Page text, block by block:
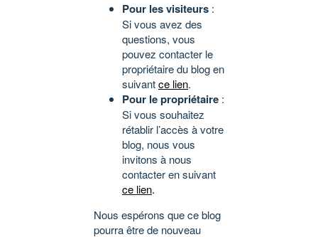
Pour les visiteurs :
Si vous avez des
questions, vous
pouvez contacter le
propriétaire du blog en
suivantce lien.
Pour le propriétaire :
Si vous souhaitez
rétablir l’accès à votre
blog, nous vous
invitons à nous
contacter en suivant
ce lien.
Nous espérons que ce blog
pourra être de nouveau